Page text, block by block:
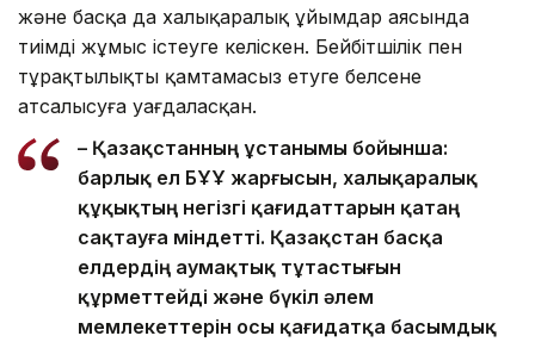
және басқа да халықаралық ұйымдар аясында
тиімді жұмыс істеуге келіскен. Бейбітшілік пен
тұрақтылықты қамтамасыз етуге белсене
атсалысуға уағдаласқан.
– Қазақстанның ұстанымы бойынша:
барлық ел БҰҰ жарғысын, халықаралық
құқықтың негізгі қағидаттарын қатаң
сақтауға міндетті. Қазақстан басқа
елдердің аумақтық тұтастығын
құрметтейді және бүкіл әлем
мемлекеттерін осы қағидатқа басымдық